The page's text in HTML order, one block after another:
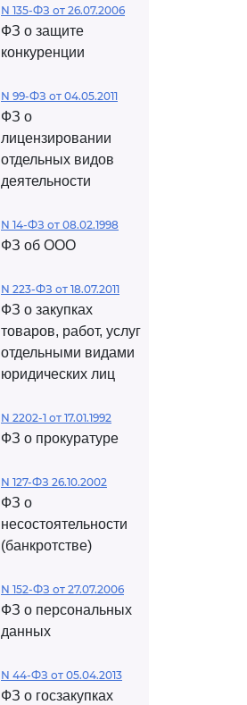
N 135-ФЗ от 26.07.2006
ФЗ о защите
конкуренции
N 99-ФЗ от 04.05.2011
ФЗ о
лицензировании
отдельных видов
деятельности
N 14-ФЗ от 08.02.1998
ФЗ об ООО
N 223-ФЗ от 18.07.2011
ФЗ о закупках
товаров, работ, услуг
отдельными видами
юридических лиц
N 2202-1 от 17.01.1992
ФЗ о прокуратуре
N 127-ФЗ 26.10.2002
ФЗ о
несостоятельности
(банкротстве)
N 152-ФЗ от 27.07.2006
ФЗ о персональных
данных
N 44-ФЗ от 05.04.2013
ФЗ о госзакупках